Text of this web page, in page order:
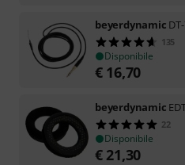
beyerdynamic
135
Disponibile
€ 16,70
beyerdynamic
22
Disponibile
€ 21,30